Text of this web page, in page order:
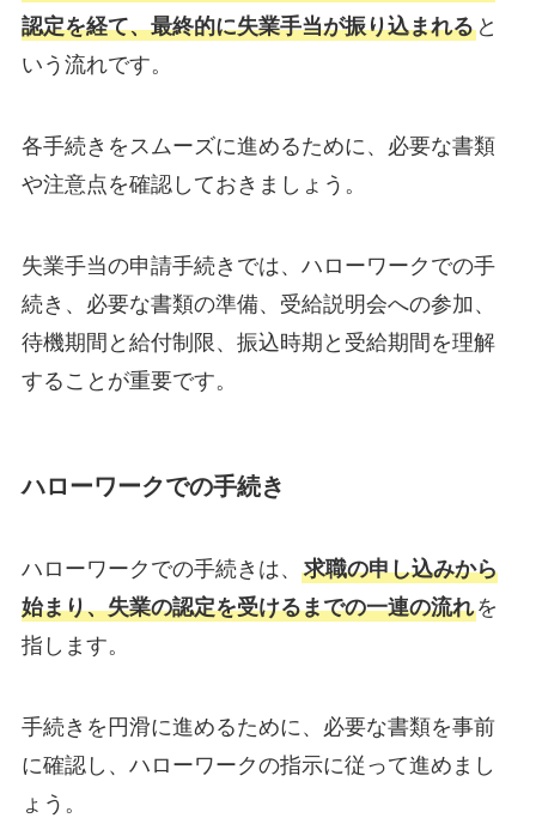
認定を経て、最終的に失業手当が振り込まれると
いう流れです。
各手続きをスムーズに進めるために、必要な書類
や注意点を確認しておきましょう。
失業手当の申請手続きでは、ハローワークでの手
続き、必要な書類の準備、受給説明会への参加、
待機期間と給付制限、振込時期と受給期間を理解
することが重要です。
ハローワークでの手続き
ハローワークでの手続きは、 求職の申し込みから
始まり、失業の認定を受けるまでの一連の流れを
指します。
手続きを円滑に進めるために、必要な書類を事前
に確認し、ハローワークの指示に従って進めまし
ょう。